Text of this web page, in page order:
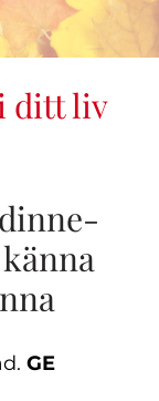
ditt liv
GE